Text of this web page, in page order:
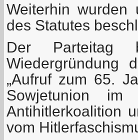
Weiterhin wurden
des Statutes
Der Parteitag
Wiedergründung
„Aufruf zum 65.
Sowjetunion
Antihitlerkoalition
vom